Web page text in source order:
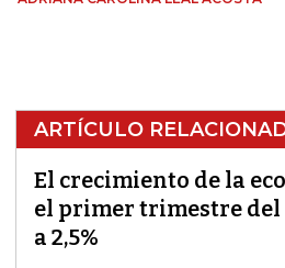
ARTÍCULO
El crecimiento de la
el primer trimestre
a 2,5%